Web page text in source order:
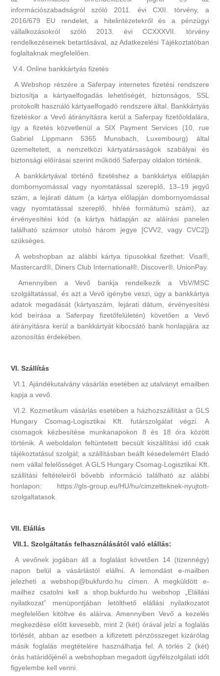
információszabadságról szóló 2011. évi CXII. törvény, a
2016/679 EU rendelet, a hitelintézetekről és a pénzügyi
vállalkozásokról szóló 2013. évi CCXXXVII. törvény
rendelkezéseinek betartásával, az Adatkezelési Tájékoztatóban
foglaltaknak megfelelően.
V.4. Online bankkártyás fizetés
A Webshop részére a Saferpay internetes fizetési rendszere
biztosítja a kártyaelfogadás lehetőségét, biztonságos, SSL
protokollt használó kártyaelfogadó rendszere által. Bankkártyás
fizetéskor a Vevő átirányításra kerül a Saferpay fizetőoldalára,
így a fizetés közvetlenül a SIX Payment Services (10, rue
Gabriel Lippmann 5365 Munsbach, Luxembourg) által
üzemeltetett, a nemzetközi kártyatársaságok szabályai és
biztonsági előírásai szerint működő Saferpay oldalon történik.
A bankkártyával történő fizetéshez a bankkártya előlapján
dombornyomással vagy nyomtatással szereplő, 13–19 jegyű
szám, a lejárati dátum (a kártya előlapján dombornyomással
vagy nyomtatással szereplő, hh/éé formátumú szám), az
érvényesítési kód (a kártya hátlapján az aláírási panelen
található számsor utolsó három jegye [CVV2, vagy CVC2])
szükséges.
A webshopban az alábbi kártya típusokkal fizethet: Visa®,
Mastercard®, Diners Club International®, Discover®, UnionPay.
Amennyiben a Vevő bankja rendelkezik a VbV/MSC
szolgáltatással, és azt a Vevő igénybe veszi, úgy a bankkártya
adatok megadását (kártyaszám, lejárati dátum, érvényesítési
kód beírása a Saferpay fizetőfelületén) követően a Vevő
átirányításra kerül a bankkártyát kibocsátó bank honlapjára az
azonosítás érdekében.
VI. Szállítás
VI.1. Ajándékutalvány vásárlás esetében az utalványt emailben
kapja a vevő.
VI.2. Kozmetikum vásárlás esetében a házhozszállítást a GLS
Hungary Csomag-Logisztikai Kft. futárszolgálat végzi. A
csomagok kézbesítése munkanapokon 8 és 18 óra között
történik. A weboldalon feltüntetett becsült kiszállítási idő csak
tájékoztatásul szolgál; a szállításban beállt késedelemért Eladó
nem vállal felelősséget. A GLS Hungary Csomag-Logisztikai Kft.
szállítási feltételeiről bővebb információ található az alábbi
honlapon: https://gls-group.eu/HU/hu/cimzetteknek-nyujtott-
szolgaltatasok.
VII. Elállás
VII.1. Szolgáltatás felhasználásától való elállás:
A vevőnek jogában áll a foglalást követően 14 (tizennégy)
napon belül a vásárlástól elállni. A lemondást e-mailben
jelezheti a webshop@bukfurdo.hu címen. A megküldött e-
mailhez csatolni kell a shop.bukfurdo.hu webshop „Elállási
nyilatkozat” menüpontjában letölthető elállási nyilatkozatot
megfelelően kitöltve és aláírva. Amennyiben Vevő a kezelés
megkezdése előtt kevesebb, mint 2 (két) órával jelzi a foglalás
törlését, abban az esetben a kifizetett pénzösszeget kizárólag
másik foglalás megtételére használhatja fel. A törlés 2 (két)
órás határidőjénél a webshopban megadott ügyfélszolgálati időt
figyelembe kell venni.